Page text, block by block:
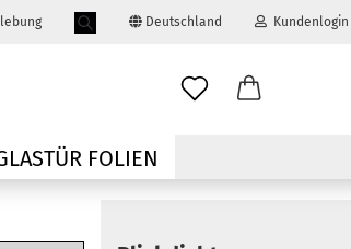
Deutschland Kundenlogin
E-MailFOLIEN